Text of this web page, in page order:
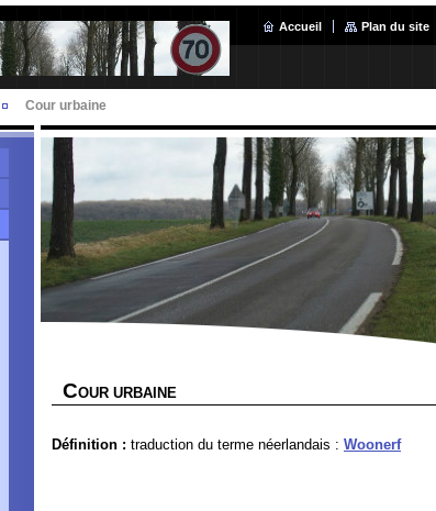
Accueil Plan du site
Cour urbaine
COUR URBAINE
Définition : traduction du terme néerlandais : Woonerf